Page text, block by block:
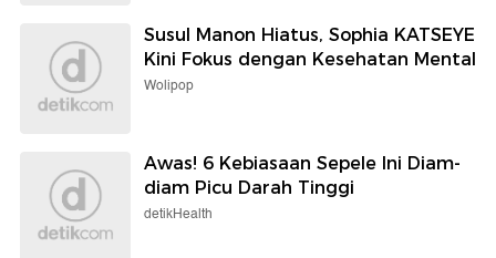
Susul Manon Hiatus, Sophia KATSEYE
Kini Fokus dengan Kesehatan Mental
Wolipop
Awas! 6 Kebiasaan Sepele Ini Diam-
diam Picu Darah Tinggi
detikHealth